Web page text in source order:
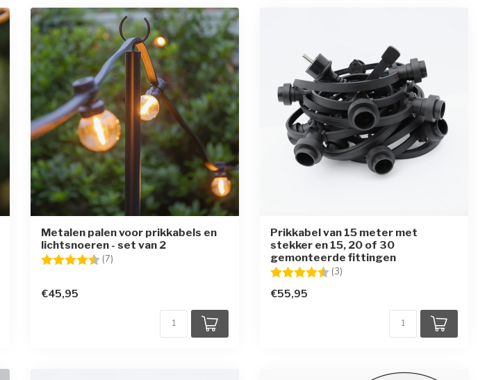
Metalen palen voor prikkabels en
lichtsnoeren - set van 2
Beoordeling: (7)
€45,95
Prikkabel van 15 meter met
stekker en 15, 20 of 30
gemonteerde fittingen
Beoordeling: (3)
€55,95